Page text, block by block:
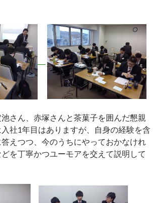
池さん、赤塚さんと茶菓子を囲んだ懇親
社1年目はありますが、自身の経験を含
えつつ、今のうちにやっておかなけれ
を丁寧かつユーモアを交えて説明して